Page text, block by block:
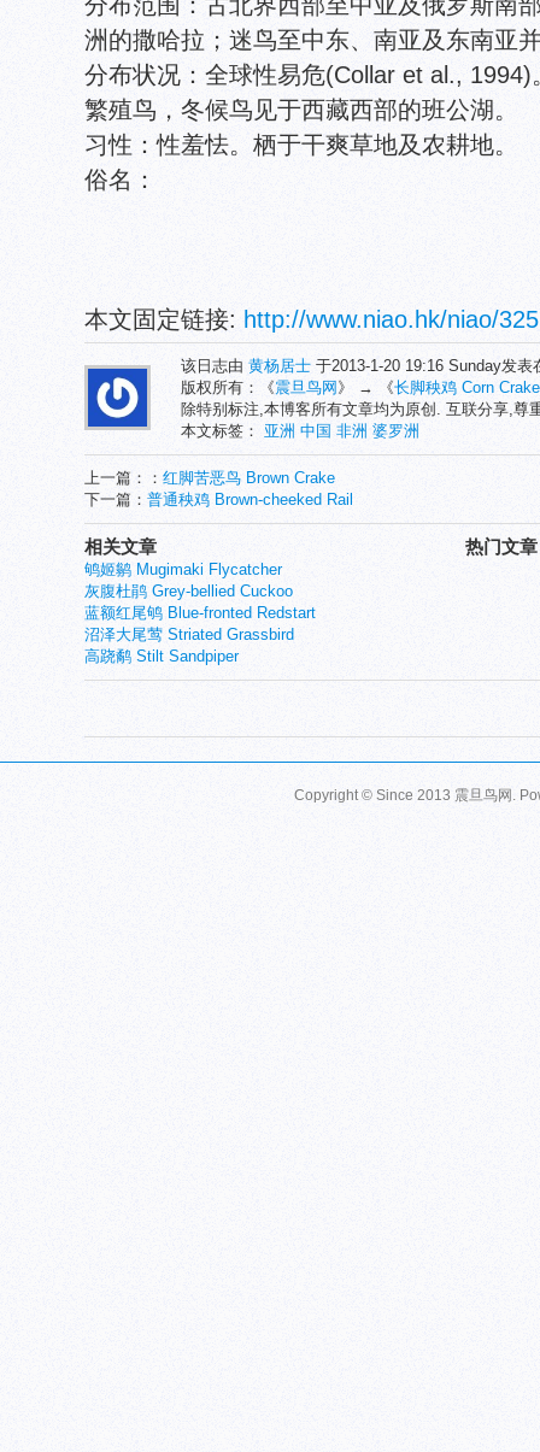
洲的撒哈拉；迷鸟至中东、南亚及东南亚
分布状况：全球性易危(Collar et al.,
繁殖鸟，冬候鸟见于西藏西部的班公湖。
习性：性羞怯。栖于干爽草地及农耕地。
俗名：
本文固定链接: http://www.niao.hk/niao/
该日志由 黄杨居士 于2013-1-20 19:16 Sunday发
版权所有：《震旦鸟网 》 → 《长脚秧鸡 Corn Crake
除特别标注,本博客所有文章均为原创. 互联分享,尊
本文标签： 亚洲 中国 非洲 婆罗洲
上一篇：： 红脚苦恶鸟 Brown Crake
下一篇： 普通秧鸡 Brown-cheeked Rail
热门文章
相关文章
鸲姬鹟 Mugimaki Flycatcher
灰腹杜鹃 Grey-bellied Cuckoo
蓝额红尾鸲 Blue-fronted Redstart
沼泽大尾莺 Striated Grassbird
高跷鹬 Stilt Sandpiper
Copyright © Since 2013 震旦鸟网 .